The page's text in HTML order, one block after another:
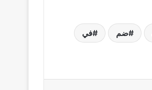
ضم في